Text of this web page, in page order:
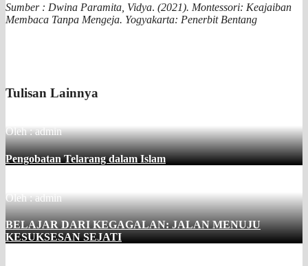
Sumber : Dwina Paramita, Vidya. (2021). Montessori: Keajaiban
Membaca Tanpa Mengeja. Yogyakarta: Penerbit Bentang
Tulisan Lainnya
Oleh : admin
Pengobatan Telarang dalam Islam
Oleh : admin
BELAJAR DARI KEGAGALAN: JALAN MENUJU
KESUKSESAN SEJATI